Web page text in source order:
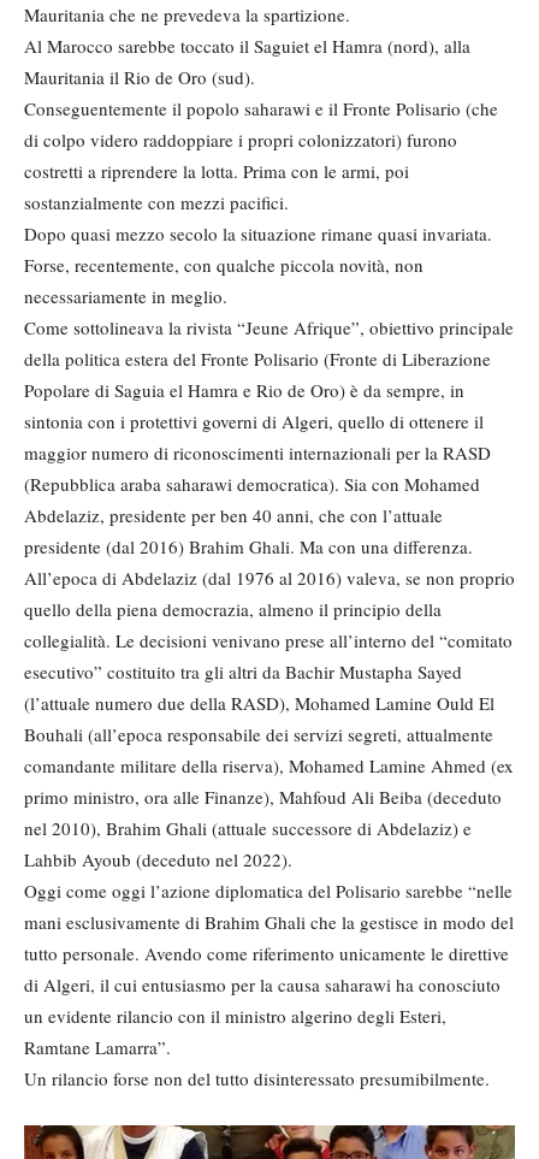
Mauritania che ne prevedeva la spartizione.
Al Marocco sarebbe toccato il Saguiet el Hamra (nord), alla
Mauritania il Rio de Oro (sud).
Conseguentemente il popolo saharawi e il Fronte Polisario (che
di colpo videro raddoppiare i propri colonizzatori) furono
costretti a riprendere la lotta. Prima con le armi, poi
sostanzialmente con mezzi pacifici.
Dopo quasi mezzo secolo la situazione rimane quasi invariata.
Forse, recentemente, con qualche piccola novità, non
necessariamente in meglio.
Come sottolineava la rivista “Jeune Afrique”, obiettivo principale
della politica estera del Fronte Polisario (Fronte di Liberazione
Popolare di Saguia el Hamra e Rio de Oro) è da sempre, in
sintonia con i protettivi governi di Algeri, quello di ottenere il
maggior numero di riconoscimenti internazionali per la RASD
(Repubblica araba saharawi democratica). Sia con Mohamed
Abdelaziz, presidente per ben 40 anni, che con l’attuale
presidente (dal 2016) Brahim Ghali. Ma con una differenza.
All’epoca di Abdelaziz (dal 1976 al 2016) valeva, se non proprio
quello della piena democrazia, almeno il principio della
collegialità. Le decisioni venivano prese all’interno del “comitato
esecutivo” costituito tra gli altri da Bachir Mustapha Sayed
(l’attuale numero due della RASD), Mohamed Lamine Ould El
Bouhali (all’epoca responsabile dei servizi segreti, attualmente
comandante militare della riserva), Mohamed Lamine Ahmed (ex
primo ministro, ora alle Finanze), Mahfoud Ali Beiba (deceduto
nel 2010), Brahim Ghali (attuale successore di Abdelaziz) e
Lahbib Ayoub (deceduto nel 2022).
Oggi come oggi l’azione diplomatica del Polisario sarebbe “nelle
mani esclusivamente di Brahim Ghali che la gestisce in modo del
tutto personale. Avendo come riferimento unicamente le direttive
di Algeri, il cui entusiasmo per la causa saharawi ha conosciuto
un evidente rilancio con il ministro algerino degli Esteri,
Ramtane Lamarra”.
Un rilancio forse non del tutto disinteressato presumibilmente.